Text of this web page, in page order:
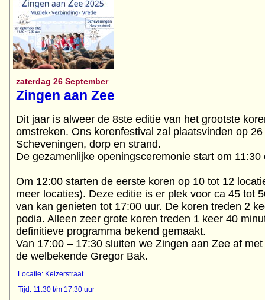
zaterdag 26 September
Zingen aan Zee
Dit jaar is alweer de 8ste editie van het grootste
omstreken. Ons korenfestival zal plaatsvinden op
Scheveningen, dorp en strand.
De gezamenlijke openingsceremonie start om
Om 12:00 starten de eerste koren op 10 tot 12
meer locaties). Deze editie is er plek voor ca 45 tot
van kan genieten tot 17:00 uur. De koren treden 2
podia. Alleen zeer grote koren treden 1 keer 40
definitieve programma bekend gemaakt.
Van 17:00 – 17:30 sluiten we Zingen aan Zee af
Locatie: Keizerstraat
Tijd: 11:30 t/m 17:30 uur